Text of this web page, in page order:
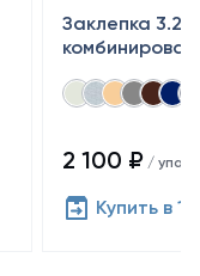
Заклепка
2 100 ₽ / упак.
Купить в 1